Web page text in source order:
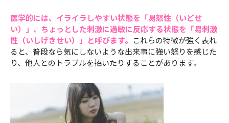
医学的には、イライラしやすい状態を「易怒性（いどせ
い）」、ちょっとした刺激に過敏に反応する状態を「易刺激
性（いしげきせい）」と呼びます。 これらの特徴が強く表れ
ると、普段なら気にしないような出来事に強い怒りを感じた
り、他人とのトラブルを招いたりすることがあります。